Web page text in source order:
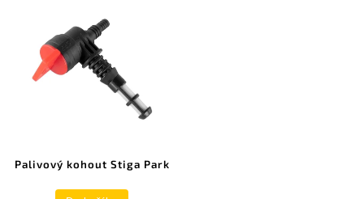
Palivový kohout Stiga Park